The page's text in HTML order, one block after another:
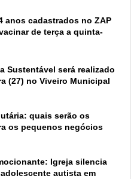
anos cadastrados no ZAP
de terça a quinta-
Sustentável será realizado
(27) no Viveiro Municipal
quais serão os
os pequenos negócios
Igreja silencia
autista em